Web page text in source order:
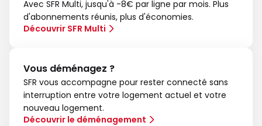
Avec SFR Multi, jusqu'à -8€ par ligne par mois. Plus
d'abonnements réunis, plus d'économies.
Découvrir SFR Multi
Vous déménagez ?
SFR vous accompagne pour rester connecté sans
interruption entre votre logement actuel et votre
nouveau logement.
Découvrir le déménagement